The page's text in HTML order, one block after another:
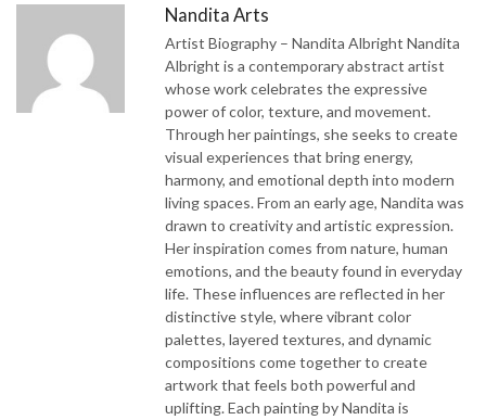
Nandita Arts
Artist Biography – Nandita Albright Nandita
Albright is a contemporary abstract artist
whose work celebrates the expressive
power of color, texture, and movement.
Through her paintings, she seeks to create
visual experiences that bring energy,
harmony, and emotional depth into modern
living spaces. From an early age, Nandita was
drawn to creativity and artistic expression.
Her inspiration comes from nature, human
emotions, and the beauty found in everyday
life. These influences are reflected in her
distinctive style, where vibrant color
palettes, layered textures, and dynamic
compositions come together to create
artwork that feels both powerful and
uplifting. Each painting by Nandita is